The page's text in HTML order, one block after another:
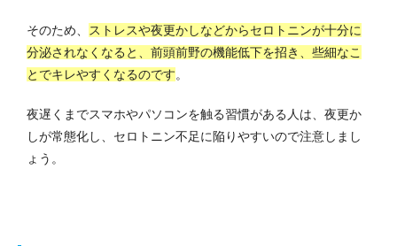
そのため、
ストレスや夜更かしなどからセロトニンが十分に
分泌されなくなると、前頭前野の機能低下を招き、些細なこ
とでキレやすくなるのです。
夜遅くまでスマホやパソコンを触る習慣がある人は、夜更か
しが常態化し、セロトニン不足に陥りやすいので注意しまし
ょう。